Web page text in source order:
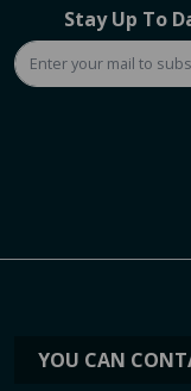
Stay Up To
YOU CAN